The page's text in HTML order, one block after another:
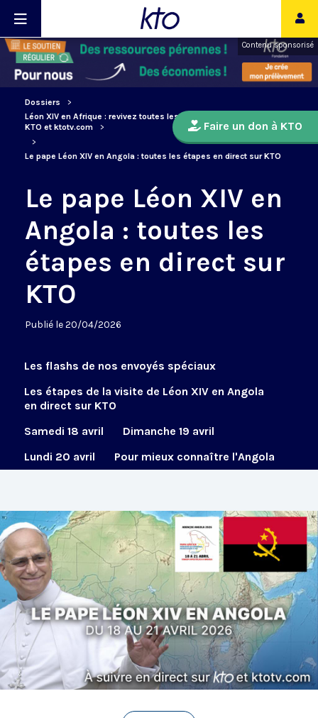
Contenu sponsorisé
Dossiers
Léon XIV en Afrique : revivez toutes les étapes du voyage sur
KTO et ktotv.com
Le pape Léon XIV en Angola : toutes les étapes en direct sur KTO
Faire un don à KTO
Le pape Léon XIV en
Angola : toutes les
étapes en direct sur
KTO
Publié le 20/04/2026
Les flashs de nos envoyés spéciaux
Les étapes de la visite de Léon XIV en Angola
en direct sur KTO
Samedi 18 avril
Dimanche 19 avril
Lundi 20 avril
Pour mieux connaître l'Angola